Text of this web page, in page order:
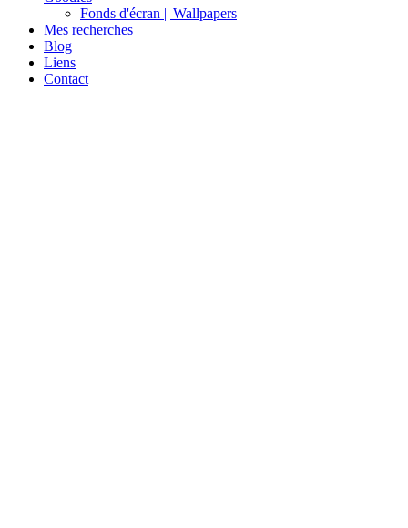
Fonds d'écran || Wallpapers
Mes recherches
Blog
Liens
Contact